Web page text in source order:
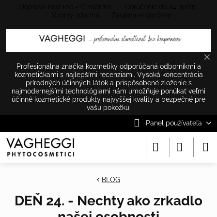
✕
Profesionálna značka kozmetiky odporúčaná odborníkmi a
kozmetičkami s najlepšími recenziami. Vysoká koncentrácia
prírodných účinných látok a prispôsobené zloženie s
najmodernejšími technológiami nám umožňuje ponúkať veľmi
účinné kozmetické produkty najvyššej kvality a bezpečné pre
vašu pokožku.
Panel používateľa
BLOG
DEŇ 24. - Nechty ako zrkadlo